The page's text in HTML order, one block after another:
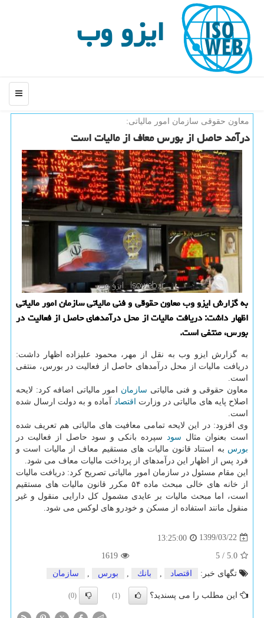
ایزو وب
منو
معاون حقوقی سازمان امور مالیاتی:
درآمد حاصل از بورس معاف از مالیات است
به گزارش ایزو وب معاون حقوقی و فنی مالیاتی سازمان امور مالیاتی
اظهار داشت: دریافت مالیات از محل درآمدهای حاصل از فعالیت در
بورس، منتفی است.
به گزارش ایزو وب به نقل از مهر، محمود علیزاده اظهار داشت:
دریافت مالیات از محل درآمدهای حاصل از فعالیت در بورس، منتفی
است.
معاون حقوقی و فنی مالیاتی سازمان امور مالیاتی اضافه کرد: لایحه
اصلاح پایه های مالیاتی در وزارت
اقتصاد آماده و به دولت ارسال شده
است.
وی افزود: در این لایحه تمامی معافیت های مالیاتی هم تعریف شده
است بعنوان مثال سودسپرده بانکی و سود حاصل از فعالیت در
بورس به استناد قانون مالیات های مستقیم معاف از مالیات است و
فرد پس از اظهار این درآمدهای از پرداخت مالیات معاف می شود.
این مقام مسئول در سازمان امور مالیاتی تصریح کرد: دریافت مالیات
از خانه های خالی مبحث ماده ۵۴ مکرر قانون مالیات های مستقیم
است، اما مبحث مالیات بر عایدی مشمول کل دارایی منقول و غیر
منقول مانند استفاده از مسکن و خودرو های لوکس می شود.
1399/03/22
13:25:00
5.0
/
5
1619
تگهای خبر:
اقتصاد بانك بورس سازمان
این مطلب را می پسندید؟ (1)
(0)